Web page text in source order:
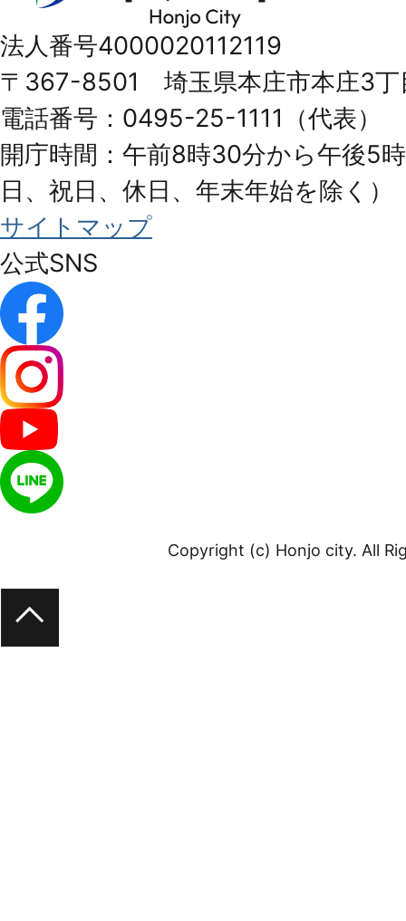
Honjo
City
法人番号4000020112119
〒367-8501 埼玉県本庄市本庄3丁
電話番号：0495-25-1111（代表）
開庁時間：午前8時30分から午後5
日、祝日、休日、年末年始を除く）
サイトマップ
公式SNS
Copyright (c) Honjo city. All